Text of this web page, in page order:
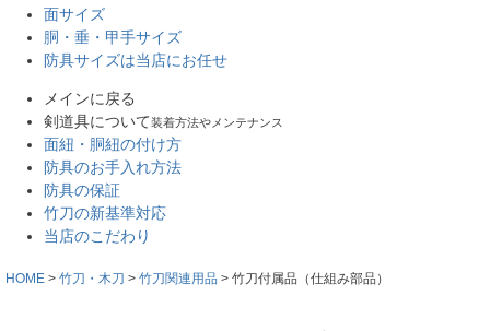
面サイズ
胴・垂・甲手サイズ
防具サイズは当店にお任せ
メインに戻る
剣道具について装着方法やメンテナンス
面紐・胴紐の付け方
防具のお手入れ方法
防具の保証
竹刀の新基準対応
当店のこだわり
HOME 竹刀・木刀 竹刀関連用品 竹刀付属品（仕組み部品）